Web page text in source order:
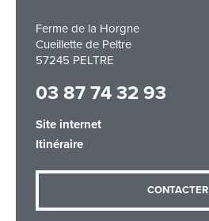
Ferme de la Horgne
Cueillette de Peltre
57245 PELTRE
03 87 74 32 93
Site internet
Itinéraire
CONTACTER
Téléphone
Adresse email
Message*